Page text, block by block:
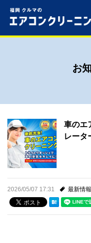
よくある質問
店舗案内
プライバシーポリシー
お問い合わせ
ご依頼・ご予約
お
車のエ
レータ
2026/05/07 17:31 最新情報